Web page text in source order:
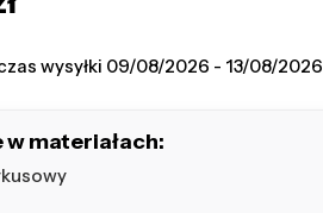
wysyłki 09/08/2026 - 13/08/2026
materiałach: